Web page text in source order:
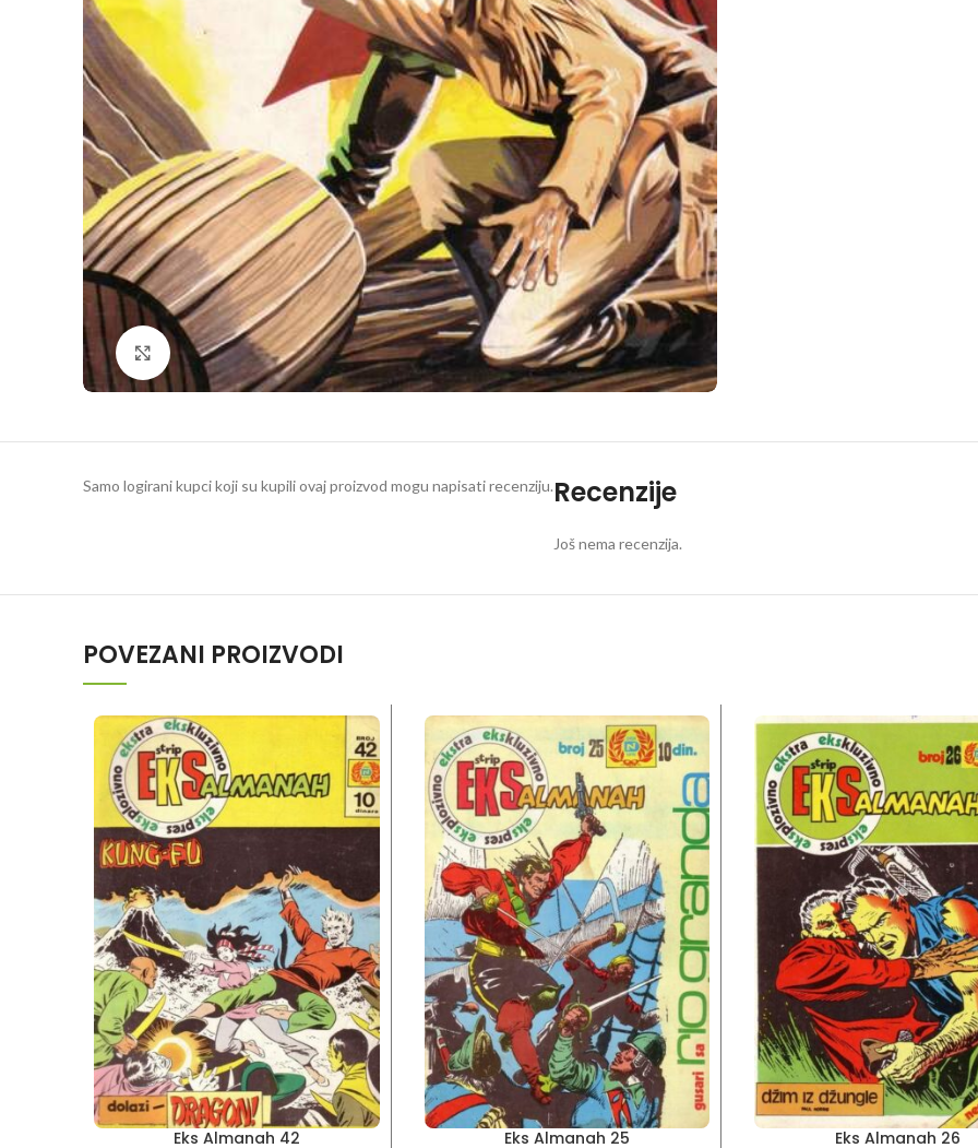
Klikni da povečaš
Recenzije
Još nema recenzija.
Samo logirani kupci koji su kupili ovaj proizvod mogu napisati recenziju.
POVEZANI PROIZVODI
Eks Almanah 42 Eks Almanah 25 Eks Almanah 26